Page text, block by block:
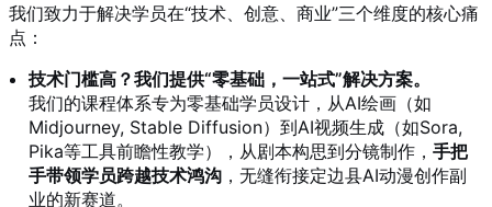
我们致力于解决学员在“技术、创意、商业”三个维度的核心痛
点：
技术门槛高？我们提供“零基础，一站式”解决方案。
我们的课程体系专为零基础学员设计，从AI绘画（如
Midjourney, Stable Diffusion）到AI视频生成（如Sora,
Pika等工具前瞻性教学），从剧本构思到分镜制作， 手把
手带领学员跨越技术鸿沟 ，无缝衔接定边县AI动漫创作副
业的新赛道。